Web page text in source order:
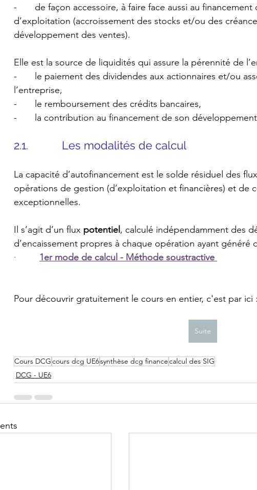
-       de façon accessoire, à faire face aussi au
d’exploitation (accroissement des stocks et/ou des
développement des ventes).
Elle est la source de liquidités qui assure la pérennité de
-       le paiement des dividendes aux actionnaires et/ou
l’entreprise,
-       le remboursement des crédits bancaires,
-       la contribution au financement de son
2.1.           Les modalités de calcul
La capacité d’autofinancement est le solde résiduel des
opérations de gestion (d’exploitation et financières) et de
exceptionnelles.
Il s’agit d’un flux potentiel, calculé indépendamment des
d’encaissement propres à chaque opération ayant généré
· 1er mode de calcul - Méthode soustractive
Pour découvrir gratuitement le cours en entier, c'est par ici :
Suite
Cours DCGcours dcg UE6synthèse dcg financecalcul des SIG
DCG - UE6